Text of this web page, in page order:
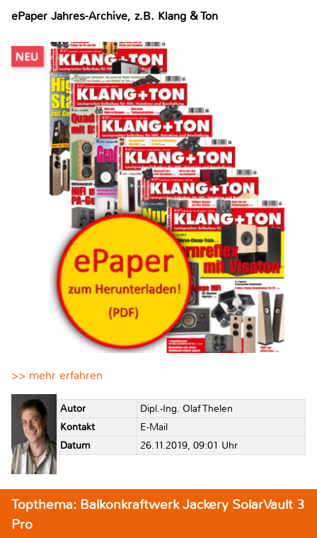
ePaper Jahres-Archive, z.B. Klang & Ton
>> mehr erfahren
Autor
Dipl.-Ing. Olaf Thelen
Kontakt
E-Mail
Datum
26.11.2019, 09:01 Uhr
Topthema: Balkonkraftwerk Jackery SolarVault 3
Pro